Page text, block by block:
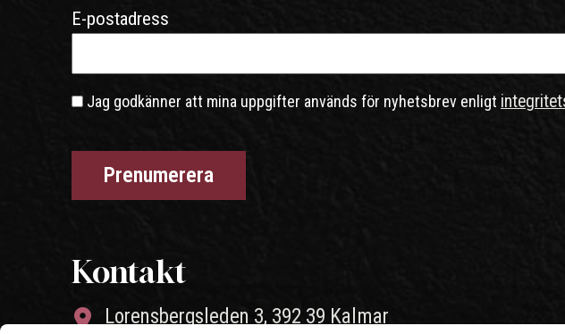
E-postadress
Jag godkänner att mina uppgifter används för nyhetsbrev enligt
Kontakt
Lorensbergsleden 3, 392 39 Kalmar